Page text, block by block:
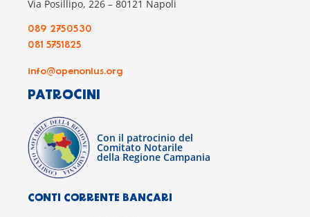
Via Posillipo, 226 – 80121 Napoli
089 2750530
081 5751825
info@openonlus.org
PATROCINI
Con il patrocinio del
Comitato Notarile
della Regione Campania
CONTI CORRENTE BANCARI